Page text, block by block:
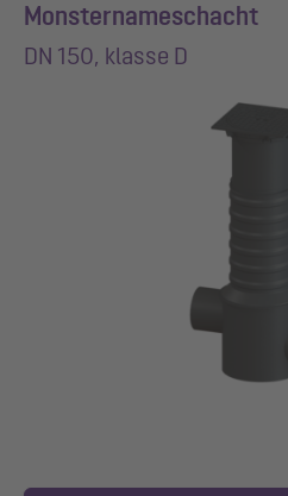
Monsternameschacht
DN 150, klasse D